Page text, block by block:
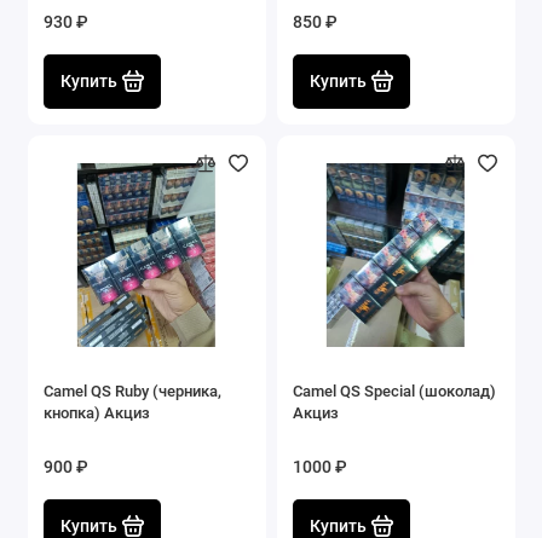
930 ₽
Купить
850 ₽
Купить
Camel QS Ruby (черника,
кнопка) Акциз
900 ₽
Купить
Camel QS Special (шоколад)
Акциз
1000 ₽
Купить